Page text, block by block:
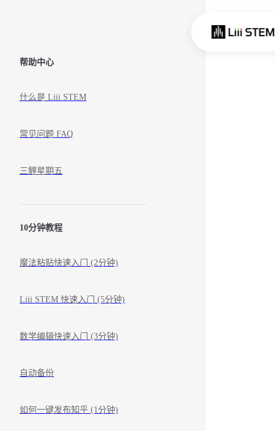
帮助中心
什么是 Liii STEM
常见问题 FAQ
三鲤星期五
10分钟教程
魔法粘贴快速入门 (2分钟)
Liii STEM 快速入门 (5分钟)
数学编辑快速入门 (3分钟)
自动备份
如何一键发布知乎 (1分钟)